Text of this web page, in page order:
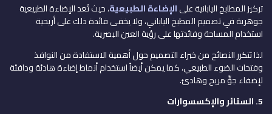
تركيز المطابخ اليابانية علىالإضاءة الطبيعية، حيث تُعد الإضاءة الطبيعية
جوهرية في تصميم المطبخ الياباني، ولا يخفى فائدة ذلك على أريحية
استخدام المساحة وفائدتها على رؤية العين البصرية.
لذا تتكرر النصائح من خبراء التصميم حول أهمية الاستفادة من النوافذ
وفتحات الضوء الطبيعي، كما يمكن أيضاً استخدام أنماط إضاءة هادئة ودافئة
لإضفاء جوٍّ مريح وهادئ.
5. الستائر والإكسسوارات